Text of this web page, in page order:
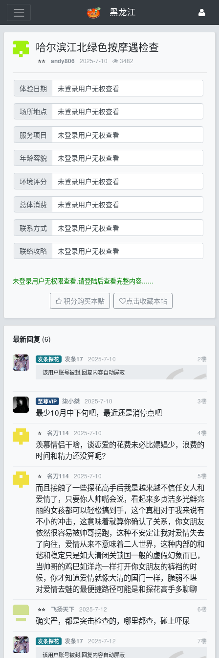
黑龙江
哈尔滨江北绿色按摩遇检查
⭐⭐ andy806 2025-7-10 3482
体验日期 未登录用户无权查看
场所地点 未登录用户无权查看
服务项目 未登录用户无权查看
年龄容貌 未登录用户无权查看
环境评分 未登录用户无权查看
总体消费 未登录用户无权查看
联系方式 未登录用户无权查看
联络攻略 未登录用户无权查看
未登录用户无权限查看,请登陆后查看完整内容......
积分购买本贴 点击收藏本帖
最新回复(6)
发条探花 发条17 2025-7-10 2楼
该用户账号被封,回复内容自动屏蔽
至尊VIP 柒小桀 2025-7-10 3楼
最少10月中下旬吧，最近还是消停点吧
⭐ 名刀114 2025-7-10 4楼
羡慕情侣干啥，谈恋爱的花费未必比嫖娼少，浪费的
时间和精力还没算呢?
⭐ 名刀114 2025-7-10 5楼
而且接触了一些探花高手后我是越来越不信任女人和
爱情了，只要你人帅嘴会说，看起来多贞洁多光鲜亮
丽的女孩都可以轻松搞到手，这个真相对于我来说有
不小的冲击，这意味着就算你确认了关系，你女朋友
依然很容易被帅哥拐跑，这种不安定让我对爱情失去
了向往，爱情从来不意味着二人世界，这种内部的和
谐和稳定只是如大清闭关锁国一般的虚假幻象而已，
当帅哥的鸡巴如洋炮一样打开你女朋友的裤裆的时
候，你才知道爱情就像大清的国门一样，脆弱不堪
对爱情去魅的最便捷路径可能是和探花高手多聊聊
⭐⭐ 飞扬天下 2025-7-12 6楼
确实严，都是突击检查的，哪里都查，碰上吓尿
发条探花 发条17 2025-7-12 7楼
该用户账号被封,回复内容自动屏蔽